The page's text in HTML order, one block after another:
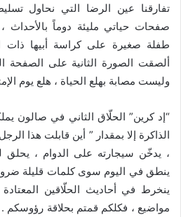
تفارقنا عين الرضا التي نحاول
صفحات حياتي مليئة دوماً بالأحداث
طفلة صغيرة على كراسة أبيها ذات
ألصقت الصورة الثانية على الصفحة
وليست مصابة بهلع الحياة ، هلع يوم
“إد كرين” الحلّاق الثاني في صالون
الذاكرة إلا بمقدار ” أين قابلت هذا
، يدخّن سيجارته على الدوام ، يحلق
ينطق في اليوم سوى كلمات قليلة
ينخرط في أحاديث الحلّاقين
مواضيع ، فكلكم قمتم بحلاقة رؤوسكم